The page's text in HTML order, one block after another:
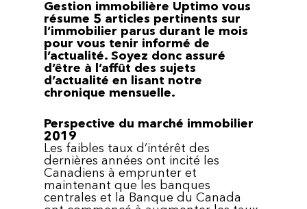
Gestion immobilière Uptimo vous
résume 5 articles pertinents sur
l’immobilier parus durant le mois
pour vous tenir informé de
l’actualité. Soyez donc assuré
d’être à l’affût des sujets
d’actualité en lisant notre
chronique mensuelle.
Perspective du marché immobilier
2019
Les faibles taux d’intérêt des
dernières années ont incité les
Canadiens à emprunter et
maintenant que les banques
centrales et la Banque du Canada